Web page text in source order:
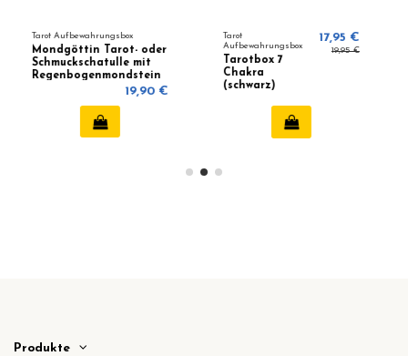
Tarot
Aufbewahrungsbox
Tarotbox 7
Chakra
(schwarz)
17,95 €
19,95 €
Aufbewahrungsbox
Tarotbox Om
Produkte